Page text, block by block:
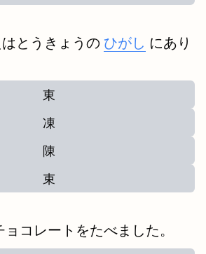
とうきょうの ひがし にあり
東
凍
陳
束
ョコレートをたべました。